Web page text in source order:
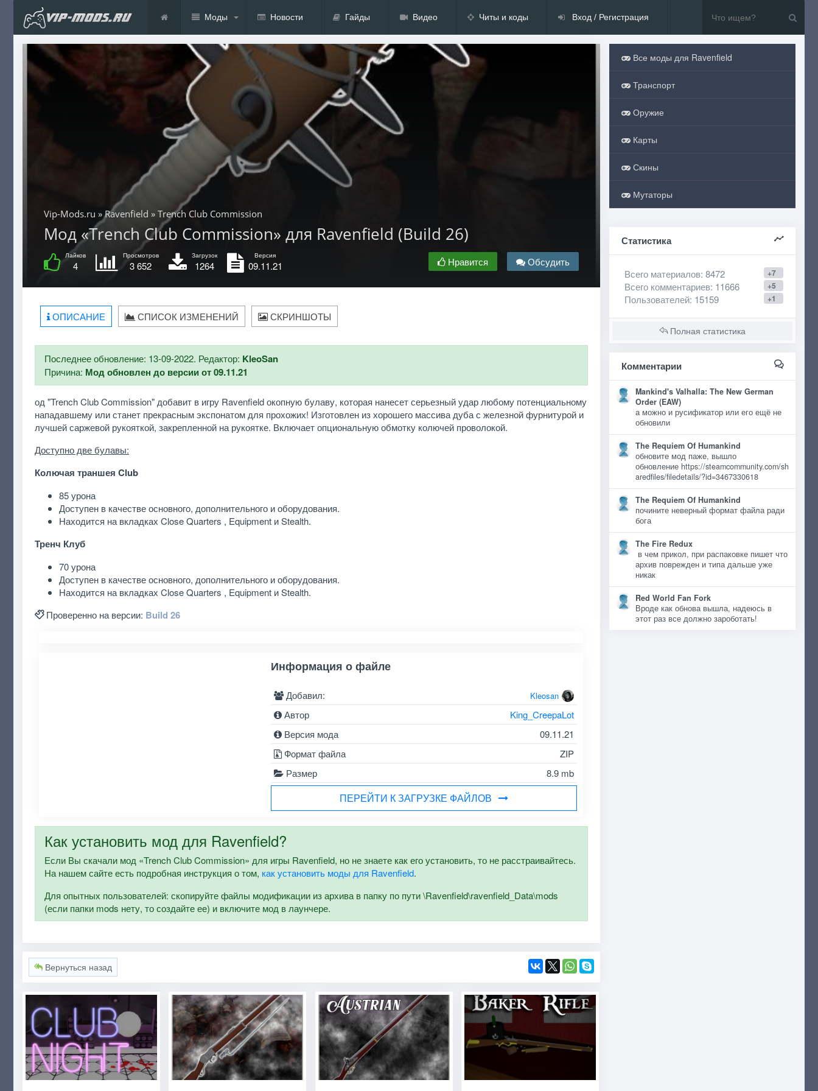
Моды Новости Гайды Видео Читы и коды Вход / Регистрация
Vip-Mods.ru »Ravenfield » Trench Club Commission
Мод «Trench Club Commission» для Ravenfield (Build 26)
Лайков
4
Просмотров
3 652
Загрузок
1264
Версия
09.11.21 Нравится Обсудить
ОПИСАНИЕ СПИСОК ИЗМЕНЕНИЙ СКРИНШОТЫ
Последнее обновление: 13-09-2022. Редактор: KleoSan
Причина: Мод обновлен до версии от 09.11.21
од "Trench Club Commission" добавит в игру Ravenfield окопную булаву, которая нанесет серьезный удар любому потенциальному
нападавшему или станет прекрасным экспонатом для прохожих! Изготовлен из хорошего массива дуба с железной фурнитурой и
лучшей саржевой рукояткой, закрепленной на рукоятке. Включает опциональную обмотку колючей проволокой.
Доступно две булавы:
Колючая траншея Club
85 урона
Доступен в качестве основного, дополнительного и оборудования.
Находится на вкладках Close Quarters , Equipment и Stealth.
Тренч Клуб
70 урона
Доступен в качестве основного, дополнительного и оборудования.
Находится на вкладках Close Quarters , Equipment и Stealth.
Проверенно на версии: Build 26
Информация о файле
Добавил: Kleosan
Автор
King_CreepaLot
Версия мода
09.11.21
Формат файла
ZIP
Размер
8.9 mb
ПЕРЕЙТИ К ЗАГРУЗКЕ ФАЙЛОВ
Как установить мод для Ravenfield?
Если Вы скачали мод «Trench Club Commission» для игры Ravenfield, но не знаете как его установить, то не расстраивайтесь.
На нашем сайте есть подробная инструкция о том, как установить моды для Ravenfield.
Для опытных пользователей: скопируйте файлы модификации из архива в папку по пути \Ravenfield\ravenfield_Data\mods
(если папки mods нету, то создайте ее) и включите мод в лаунчере.
Вернуться назад
Все моды для Ravenfield
Транспорт
Оружие
Карты
Скины
Мутаторы
Статистика
+7
Всего материалов: 8472
+5
Всего комментариев: 11666
+1
Пользователей: 15159
Полная статистика
Комментарии
Mankind's Valhalla: The New German
Order (EAW)
а можно и русификатор или его ещё не
обновили
The Requiem Of Humankind
обновите мод паже, вышло
обновление https://steamcommunity.com/sh
aredfiles/filedetails/?id=3467330618
The Requiem Of Humankind
почините неверный формат файла ради
бога
The Fire Redux
в чем прикол, при распаковке пишет что
архив поврежден и типа дальше уже
никак
Red World Fan Fork
Вроде как обнова вышла, надеюсь в
этот раз все должно зароботать!